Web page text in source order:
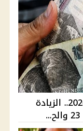
موعد صرف مرتبات أغسطس 2026.. الزيادة